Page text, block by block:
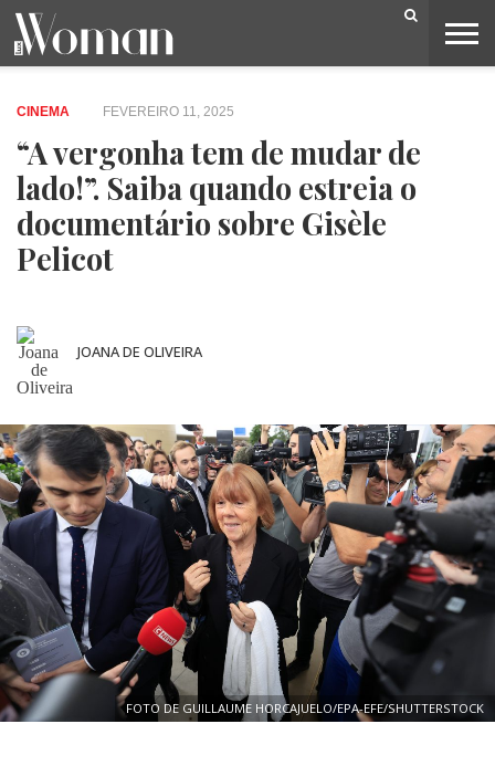
BELEZA
CAPA
LIFESTYLE
MODA
OPINIÃO
PESSOAS
SOCIEDADE
VIDEOS
CINEMA FEVEREIRO 11, 2025
“A vergonha tem de mudar de
lado!”. Saiba quando estreia o
documentário sobre Gisèle
Pelicot
JOANA DE OLIVEIRA
FOTO DE GUILLAUME HORCAJUELO/EPA-EFE/SHUTTERSTOCK